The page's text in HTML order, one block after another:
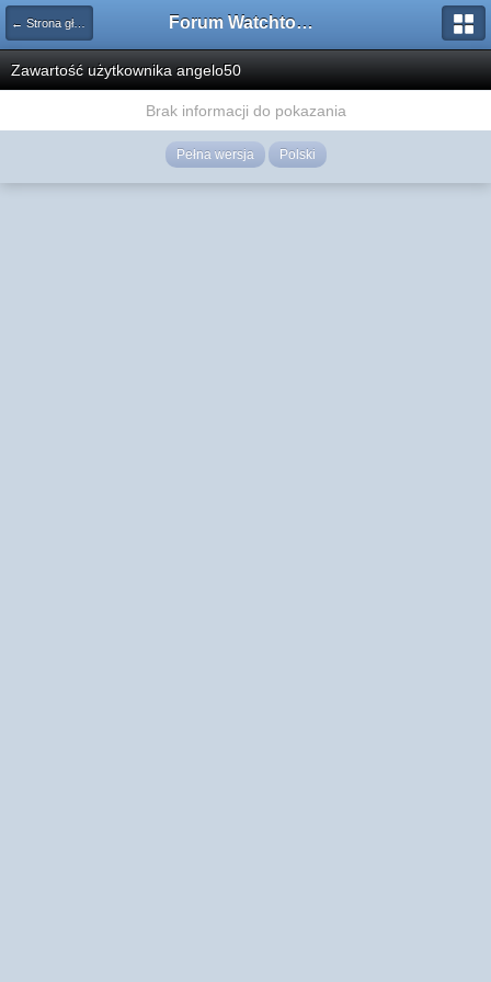
← Strona główna Forum Watchtower
Zawartość użytkownika angelo50
Brak informacji do pokazania
Pełna wersja Polski